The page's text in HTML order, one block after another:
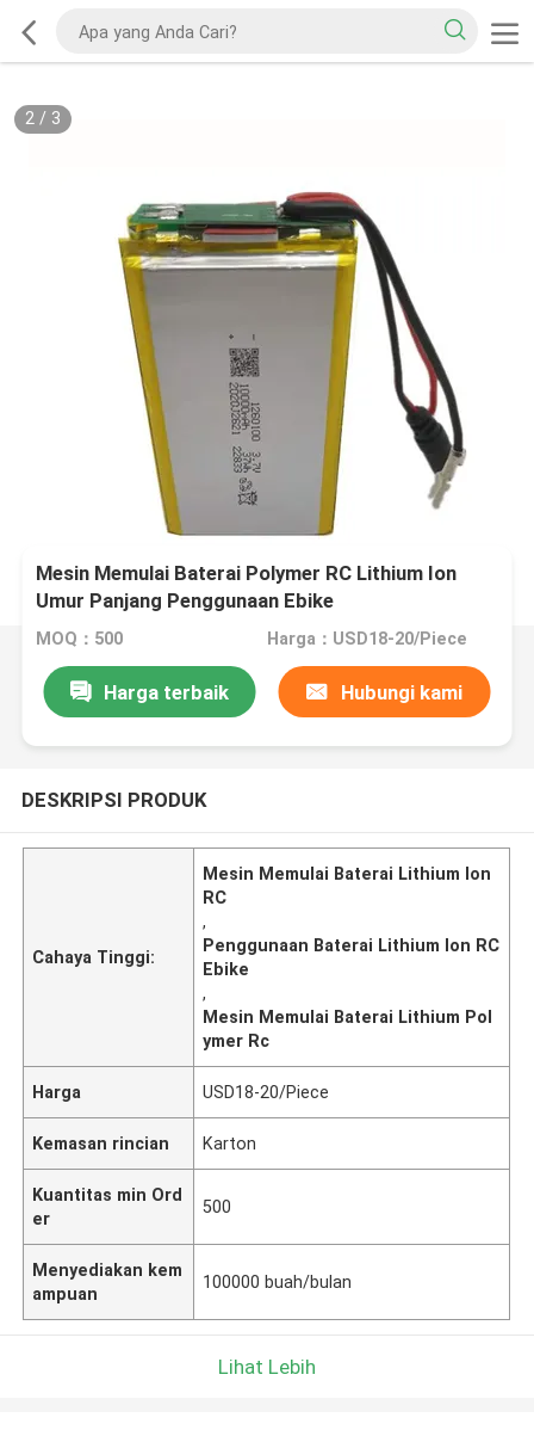
2/ 3
Mesin Memulai Baterai Polymer RC Lithium Ion
Umur Panjang Penggunaan Ebike
MOQ：500 Harga：USD18-20/Piece
Harga terbaik Hubungi kami
DESKRIPSI PRODUK
Cahaya Tinggi:
Mesin Memulai Baterai Lithium Ion
RC
,
Penggunaan Baterai Lithium Ion RC
Ebike
,
Mesin Memulai Baterai Lithium Pol
ymer Rc
Harga USD18-20/Piece
Kemasan rincian Karton
Kuantitas min Ord
er
500
Menyediakan kem
ampuan
100000 buah/bulan
Lihat Lebih